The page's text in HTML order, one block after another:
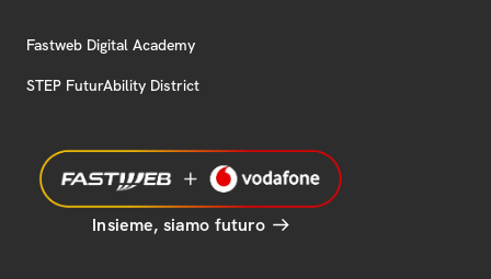
Fastweb Digital Academy
STEP FuturAbility District
Insieme, siamo futuro